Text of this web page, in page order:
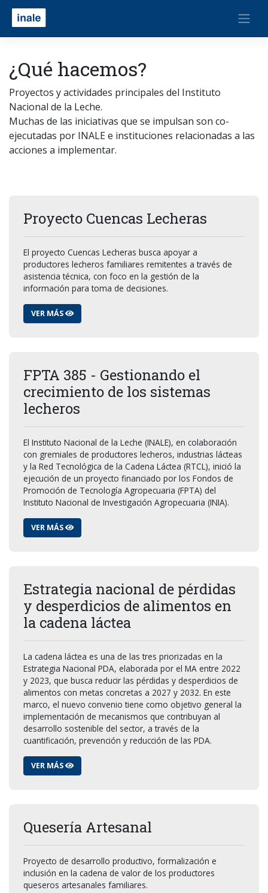
¿Qué hacemos?
Proyectos y actividades principales del Instituto
Nacional de la Leche.
Muchas de las iniciativas que se impulsan son co-
ejecutadas por INALE e instituciones relacionadas a las
acciones a implementar.
Proyecto Cuencas Lecheras
El proyecto Cuencas Lecheras busca apoyar a
productores lecheros familiares remitentes a través de
asistencia técnica, con foco en la gestión de la
información para toma de decisiones.
VER MÁS
FPTA 385 - Gestionando el
crecimiento de los sistemas
lecheros
El Instituto Nacional de la Leche (INALE), en colaboración
con gremiales de productores lecheros, industrias lácteas
y la Red Tecnológica de la Cadena Láctea (RTCL), inició la
ejecución de un proyecto financiado por los Fondos de
Promoción de Tecnología Agropecuaria (FPTA) del
Instituto Nacional de Investigación Agropecuaria (INIA).
VER MÁS
Estrategia nacional de pérdidas
y desperdicios de alimentos en
la cadena láctea
La cadena láctea es una de las tres priorizadas en la
Estrategia Nacional PDA, elaborada por el MA entre 2022
y 2023, que busca reducir las pérdidas y desperdicios de
alimentos con metas concretas a 2027 y 2032. En este
marco, el nuevo convenio tiene como objetivo general la
implementación de mecanismos que contribuyan al
desarrollo sostenible del sector, a través de la
cuantificación, prevención y reducción de las PDA.
VER MÁS
Quesería Artesanal
Proyecto de desarrollo productivo, formalización e
inclusión en la cadena de valor de los productores
queseros artesanales familiares.